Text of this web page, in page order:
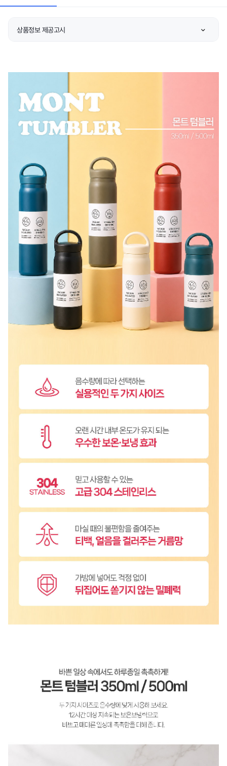
상품정보 제공고시
재질 상품 상세설명 참조
구성품 상품 상세설명 참조
크기 상품 상세설명 참조
동일모델의 출시년월 상품 상세설명 참조
제조국 상품 상세설명 참조
수입 기구/용기
상품 상세설명 참조
A/S 책임자와 전화번호 상품 상세설명 참조
주문후 예상 배송기간 상품 상세설명 참조